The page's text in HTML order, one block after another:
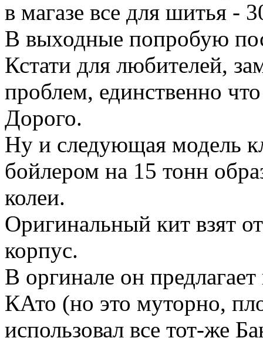
в магазе все для шитья -
В выходные попробую
Кстати для любителей,
проблем, единственно
Дорого.
Ну и следующая модель
бойлером на 15 тонн
колеи.
Оригинальный кит взят
корпус.
В оргинале он
КАто (но это муторно,
использовал все тот-же